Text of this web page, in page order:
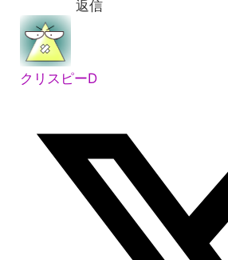
返信
クリスピーD